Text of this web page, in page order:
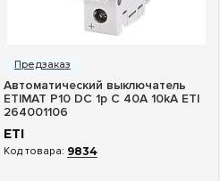
Автоматический выключатель
ETIMAT P10 DC 1p C 40A 10kA ETI
264001106
ETI
9834